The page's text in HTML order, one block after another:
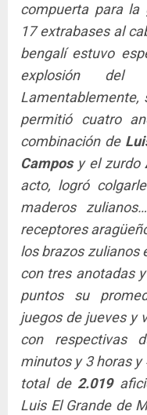
compuerta para la
17 extrabases al
bengalí estuvo
explosión del
Lamentablemente,
permitió cuatro
combinación de
Camposy el zurdo
acto, logró
maderos
receptores
los brazos zulianos
con tres anotadas
puntos su
juegos de jueves y
con respectivas
minutos y 3 horas
total de 2.019
Luis El Grande de